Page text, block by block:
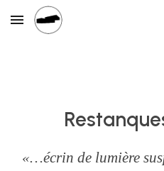
Skip to main content
«…écrin de lumière